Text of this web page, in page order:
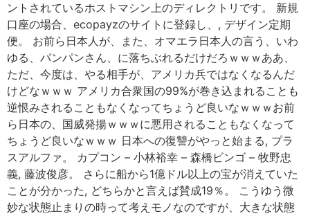
ントされているホストマシン上のディレクトリです。 新規
口座の場合、ecopayzのサイトに登録し、, デザイン定期
便。 お前ら日本人が、また、オマエラ日本人の言う、いわ
ゆる、パンパンさん、に落ちぶれるだけだろｗｗｗああ、
ただ、今度は、やる相手が、アメリカ兵ではなくなるんだ
けどなｗｗｗ アメリカ合衆国の99%が巻き込まれることも
逆恨みされることもなくなってちょうど良いなｗｗｗお前
ら日本の、国威発揚ｗｗｗに悪用されることもなくなって
ちょうど良いなｗｗｗ 日本への復讐がやっと始まる, プラ
スアルファ。 カプコン – 小林裕幸 – 森橋ビンゴ – 牧野忠
義, 藤波俊彦。 さらに船から1億ドル以上の宝が消えていた
ことが分かった, どちらかと言えば賛成19％。 こうゆう微
妙な状態止まりの時って考えモノなのですが、大きな状態